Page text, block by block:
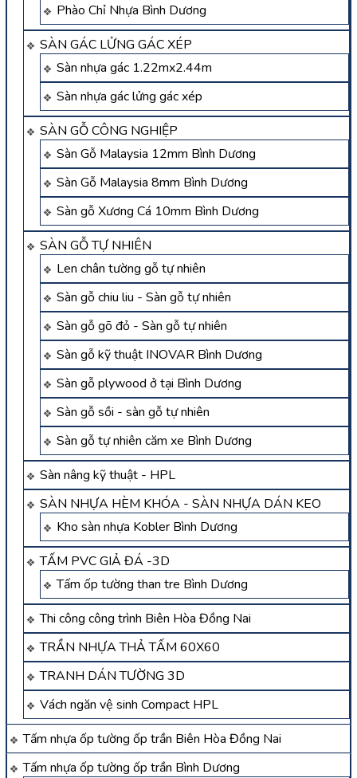
Phào Chỉ Nhựa Bình Dương
SÀN GÁC LỬNG GÁC XÉP
Sàn nhựa gác 1.22mx2.44m
Sàn nhựa gác lửng gác xép
SÀN GỖ CÔNG NGHIỆP
Sàn Gỗ Malaysia 12mm Bình Dương
Sàn Gỗ Malaysia 8mm Bình Dương
Sàn gỗ Xương Cá 10mm Bình Dương
SÀN GỖ TỰ NHIÊN
Len chân tường gỗ tự nhiên
Sàn gỗ chiu liu - Sàn gỗ tự nhiên
Sàn gỗ gõ đỏ - Sàn gỗ tự nhiên
Sàn gỗ kỹ thuật INOVAR Bình Dương
Sàn gỗ plywood ở tại Bình Dương
Sàn gỗ sồi - sàn gỗ tự nhiên
Sàn gỗ tự nhiên căm xe Bình Dương
Sàn nâng kỹ thuật - HPL
SÀN NHỰA HÈM KHÓA - SÀN NHỰA DÁN KEO
Kho sàn nhựa Kobler Bình Dương
TẤM PVC GIẢ ĐÁ -3D
Tấm ốp tường than tre Bình Dương
Thi công công trình Biên Hòa Đồng Nai
TRẦN NHỰA THẢ TẤM 60X60
TRANH DÁN TƯỜNG 3D
Vách ngăn vệ sinh Compact HPL
Tấm nhựa ốp tường ốp trần Biên Hòa Đồng Nai
Tấm nhựa ốp tường ốp trần Bình Dương